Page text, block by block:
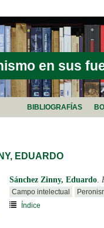
en sus
BIBLIOGRAFÍAS
AQUÍ
EDUARDO
Sánchez Zinny, Eduardo.
Campo intelectual
Índice